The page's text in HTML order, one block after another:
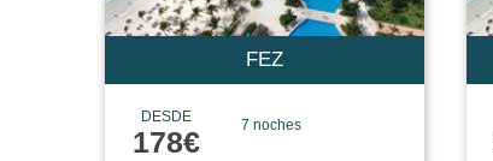
FEZ
DESDE
178€ 7 noches